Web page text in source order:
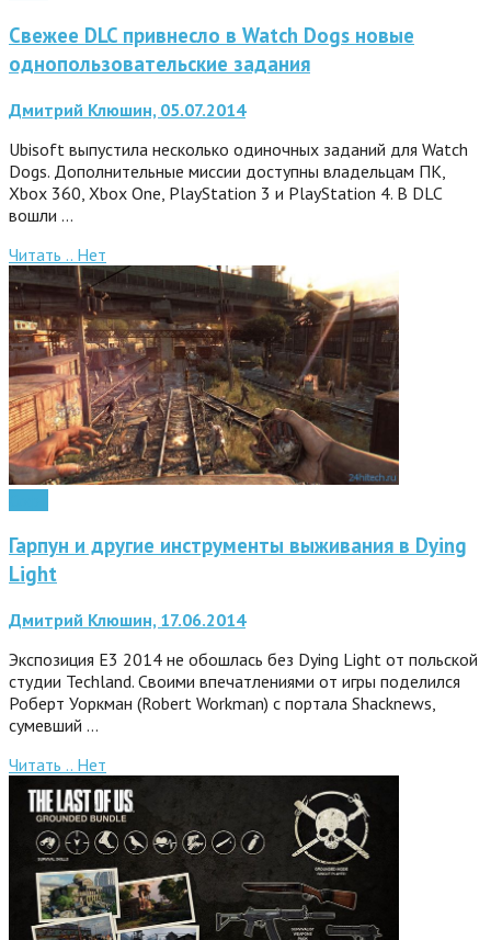
Свежее DLC привнесло в Watch Dogs новые
однопользовательские задания
Дмитрий Клюшин, 05.07.2014
Ubisoft выпустила несколько одиночных заданий для Watch
Dogs. Дополнительные миссии доступны владельцам ПК,
Xbox 360, Xbox One, PlayStation 3 и PlayStation 4. В DLC
вошли …
Читать .. Нет
Гарпун и другие инструменты выживания в Dying
Light
Дмитрий Клюшин, 17.06.2014
Экспозиция E3 2014 не обошлась без Dying Light от польской
студии Techland. Своими впечатлениями от игры поделился
Роберт Уоркман (Robert Workman) с портала Shacknews,
сумевший …
Читать .. Нет